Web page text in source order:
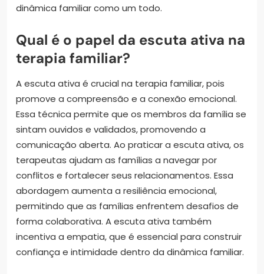
dinâmica familiar como um todo.
Qual é o papel da escuta ativa na
terapia familiar?
A escuta ativa é crucial na terapia familiar, pois
promove a compreensão e a conexão emocional.
Essa técnica permite que os membros da família se
sintam ouvidos e validados, promovendo a
comunicação aberta. Ao praticar a escuta ativa, os
terapeutas ajudam as famílias a navegar por
conflitos e fortalecer seus relacionamentos. Essa
abordagem aumenta a resiliência emocional,
permitindo que as famílias enfrentem desafios de
forma colaborativa. A escuta ativa também
incentiva a empatia, que é essencial para construir
confiança e intimidade dentro da dinâmica familiar.